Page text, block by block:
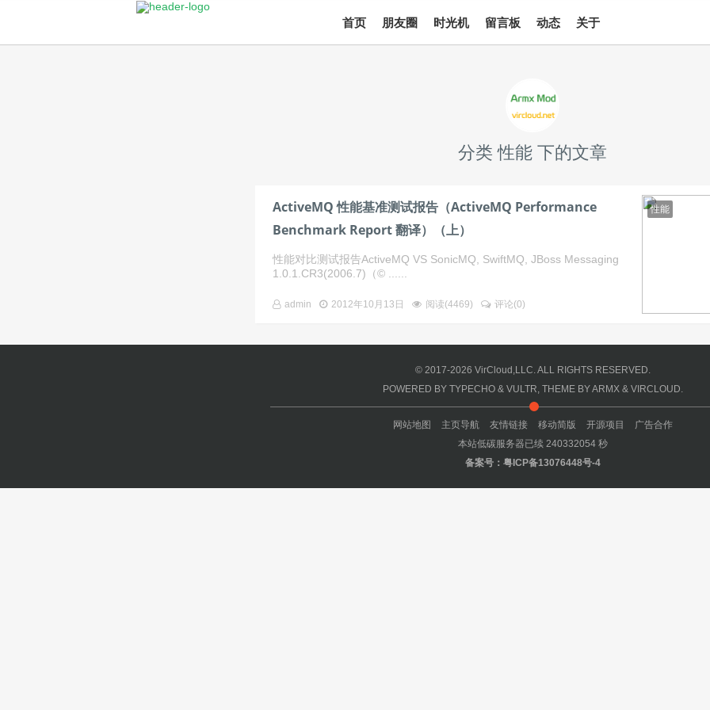
首页 朋友圈 时光机 留言板 动态 关于
分类 性能 下的文章
性能
ActiveMQ 性能基准测试报告（ActiveMQ Performance
Benchmark Report 翻译）（上）
性能对比测试报告ActiveMQ VS SonicMQ, SwiftMQ, JBoss Messaging
1.0.1.CR3(2006.7)（© ......
admin 2012年10月13日 阅读(4469) 评论(0)
© 2017-2026 VirCloud,LLC.ALL RIGHTS RESERVED.
POWERED BY TYPECHO& VULTR, THEME BYARMX& VIRCLOUD.
网站地图 主页导航 友情链接 移动简版 开源项目
广告合作
本站低碳服务器已续 240332054 秒
备案号： 粤ICP备13076448号-4